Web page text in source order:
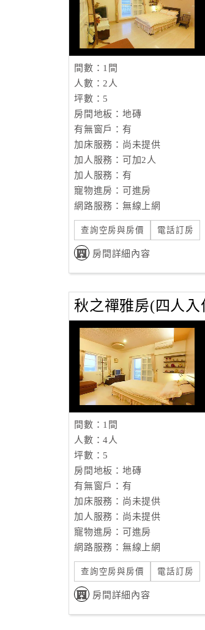
間數：1間
人數：2人
坪數：5
房間地板：地磚
有無窗戶：有
加床服務：尚未提供
加人服務：可加2人
加人服務：有
寵物進房：可進房
網路服務：無線上網
查詢空房與房價 電話訂房
房間詳細內容
秋之禪雅房(四人入
間數：1間
人數：4人
坪數：5
房間地板：地磚
有無窗戶：有
加床服務：尚未提供
加人服務：尚未提供
寵物進房：可進房
網路服務：無線上網
查詢空房與房價 電話訂房
房間詳細內容